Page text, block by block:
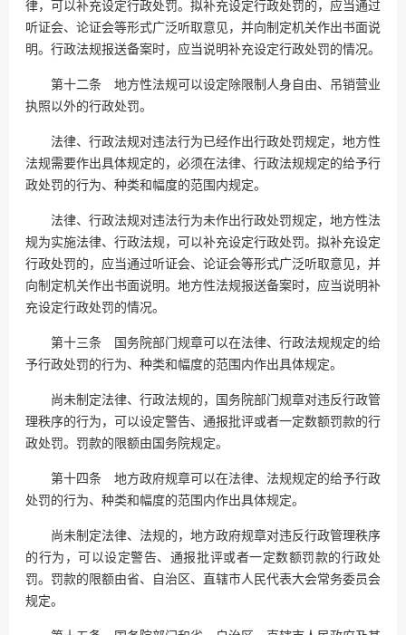
律，可以补充设定行政处罚。拟补充设定行政处罚的，应当通过
听证会、论证会等形式广泛听取意见，并向制定机关作出书面说
明。行政法规报送备案时，应当说明补充设定行政处罚的情况。
第十二条 地方性法规可以设定除限制人身自由、吊销营业
执照以外的行政处罚。
法律、行政法规对违法行为已经作出行政处罚规定，地方性
法规需要作出具体规定的，必须在法律、行政法规规定的给予行
政处罚的行为、种类和幅度的范围内规定。
法律、行政法规对违法行为未作出行政处罚规定，地方性法
规为实施法律、行政法规，可以补充设定行政处罚。拟补充设定
行政处罚的，应当通过听证会、论证会等形式广泛听取意见，并
向制定机关作出书面说明。地方性法规报送备案时，应当说明补
充设定行政处罚的情况。
第十三条 国务院部门规章可以在法律、行政法规规定的给
予行政处罚的行为、种类和幅度的范围内作出具体规定。
尚未制定法律、行政法规的，国务院部门规章对违反行政管
理秩序的行为，可以设定警告、通报批评或者一定数额罚款的行
政处罚。罚款的限额由国务院规定。
第十四条 地方政府规章可以在法律、法规规定的给予行政
处罚的行为、种类和幅度的范围内作出具体规定。
尚未制定法律、法规的，地方政府规章对违反行政管理秩序
的行为，可以设定警告、通报批评或者一定数额罚款的行政处
罚。罚款的限额由省、自治区、直辖市人民代表大会常务委员会
规定。